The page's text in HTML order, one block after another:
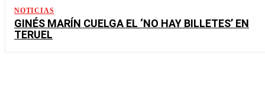
NOTICIAS
GINÉS MARÍN CUELGA EL ‘NO HAY BILLETES’ EN
TERUEL